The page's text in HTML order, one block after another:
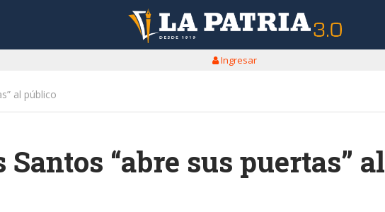
Ingresar
al público
Santos “abre sus puertas” al